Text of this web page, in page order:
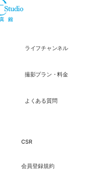
ライフチャンネル
撮影プラン・料金
よくある質問
CSR
会員登録規約